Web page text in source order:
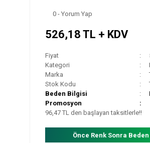
0 - Yorum Yap
526,18 TL + KDV
Fiyat
Kategori
Marka
Stok Kodu
Beden Bilgisi
Promosyon
96,47 TL den başlayan taksitlerle!!
Önce Renk Sonra